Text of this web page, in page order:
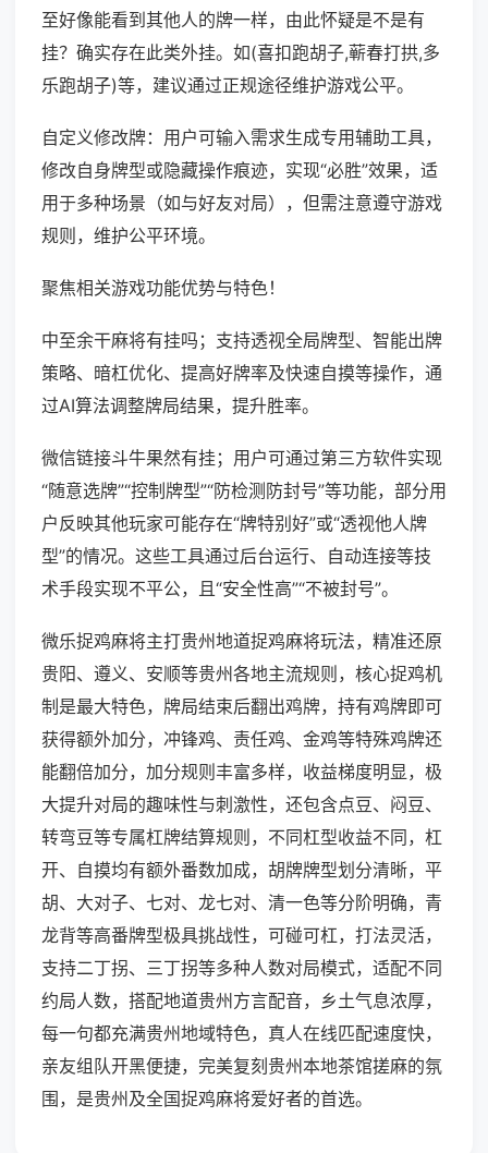
至好像能看到其他人的牌一样，由此怀疑是不是有
挂？确实存在此类外挂。如(喜扣跑胡子,蕲春打拱,多
乐跑胡子)等，建议通过正规途径维护游戏公平。
自定义修改牌：用户可输入需求生成专用辅助工具，
修改自身牌型或隐藏操作痕迹，实现“必胜”效果，适
用于多种场景（如与好友对局），但需注意遵守游戏
规则，维护公平环境。
聚焦相关游戏功能优势与特色！
中至余干麻将有挂吗；支持透视全局牌型、智能出牌
策略、暗杠优化、提高好牌率及快速自摸等操作，通
过AI算法调整牌局结果，提升胜率。
微信链接斗牛果然有挂；用户可通过第三方软件实现
“随意选牌”“控制牌型”“防检测防封号”等功能，部分用
户反映其他玩家可能存在“牌特别好”或“透视他人牌
型”的情况。这些工具通过后台运行、自动连接等技
术手段实现不平公，且“安全性高”“不被封号”。
微乐捉鸡麻将主打贵州地道捉鸡麻将玩法，精准还原
贵阳、遵义、安顺等贵州各地主流规则，核心捉鸡机
制是最大特色，牌局结束后翻出鸡牌，持有鸡牌即可
获得额外加分，冲锋鸡、责任鸡、金鸡等特殊鸡牌还
能翻倍加分，加分规则丰富多样，收益梯度明显，极
大提升对局的趣味性与刺激性，还包含点豆、闷豆、
转弯豆等专属杠牌结算规则，不同杠型收益不同，杠
开、自摸均有额外番数加成，胡牌牌型划分清晰，平
胡、大对子、七对、龙七对、清一色等分阶明确，青
龙背等高番牌型极具挑战性，可碰可杠，打法灵活，
支持二丁拐、三丁拐等多种人数对局模式，适配不同
约局人数，搭配地道贵州方言配音，乡土气息浓厚，
每一句都充满贵州地域特色，真人在线匹配速度快，
亲友组队开黑便捷，完美复刻贵州本地茶馆搓麻的氛
围，是贵州及全国捉鸡麻将爱好者的首选。